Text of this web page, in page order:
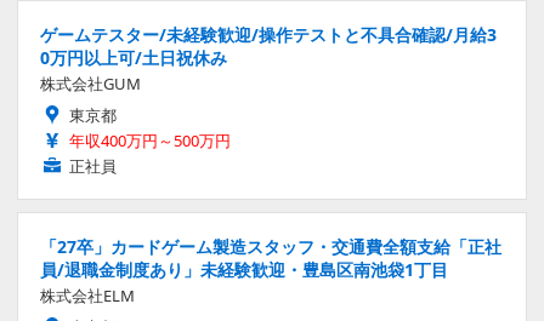
ゲームテスター/未経験歓迎/操作テストと不具合確認/月給3
0万円以上可/土日祝休み
株式会社GUM
東京都
年収400万円～500万円
正社員
「27卒」カードゲーム製造スタッフ・交通費全額支給「正社
員/退職金制度あり」未経験歓迎・豊島区南池袋1丁目
株式会社ELM